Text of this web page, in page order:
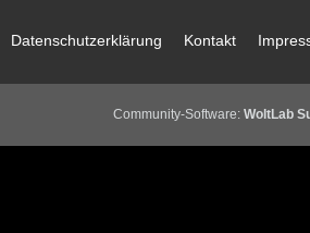
Datenschutzerklärung Kontakt
Community-Software: WoltLab